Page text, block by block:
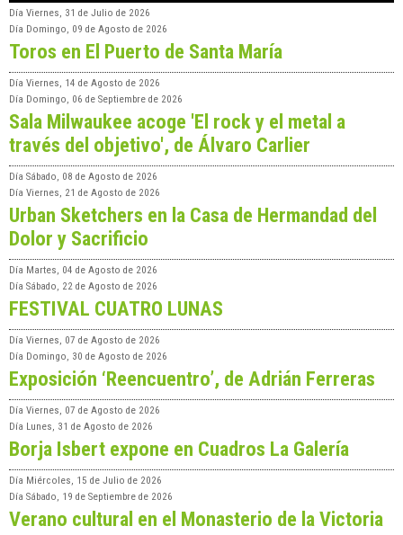
Día Viernes, 31 de Julio de 2026
Día Domingo, 09 de Agosto de 2026
Toros en El Puerto de Santa María
Día Viernes, 14 de Agosto de 2026
Día Domingo, 06 de Septiembre de 2026
Sala Milwaukee acoge 'El rock y el metal a
través del objetivo', de Álvaro Carlier
Día Sábado, 08 de Agosto de 2026
Día Viernes, 21 de Agosto de 2026
Urban Sketchers en la Casa de Hermandad del
Dolor y Sacrificio
Día Martes, 04 de Agosto de 2026
Día Sábado, 22 de Agosto de 2026
FESTIVAL CUATRO LUNAS
Día Viernes, 07 de Agosto de 2026
Día Domingo, 30 de Agosto de 2026
Exposición ‘Reencuentro’, de Adrián Ferreras
Día Viernes, 07 de Agosto de 2026
Día Lunes, 31 de Agosto de 2026
Borja Isbert expone en Cuadros La Galería
Día Miércoles, 15 de Julio de 2026
Día Sábado, 19 de Septiembre de 2026
Verano cultural en el Monasterio de la Victoria